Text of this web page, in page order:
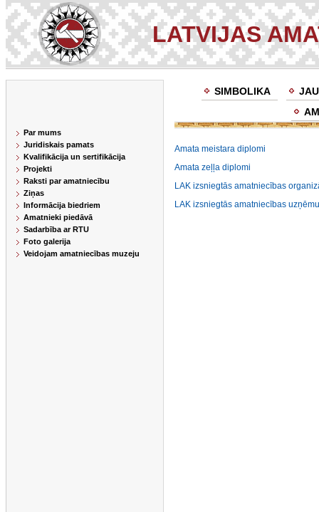
LATVIJAS
SIMBOLIKA
Par mums
Juridiskais pamats
Kvalifikācija un sertifikācija
Projekti
Raksti par amatniecību
Ziņas
Informācija biedriem
Amatnieki piedāvā
Sadarbība ar RTU
Foto galerija
Veidojam amatniecības muzeju
Amata meistara diplomi
Amata zeļļa diplomi
LAK izsniegtās amatniecības
LAK izsniegtās amatniecības